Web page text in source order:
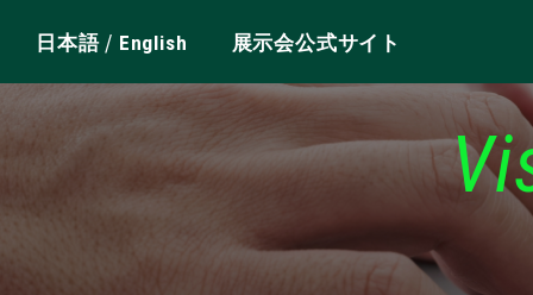
日本語/ English 展示会公式サイト